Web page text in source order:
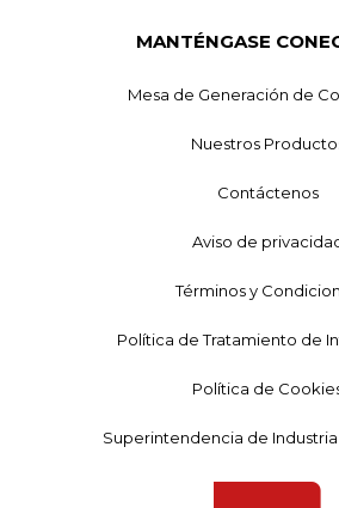
MANTÉNGASE
Mesa de Generación de
Nuestros
Contáctenos
Aviso de
Términos y
Política de Tratamiento de
Política de
Superintendencia de